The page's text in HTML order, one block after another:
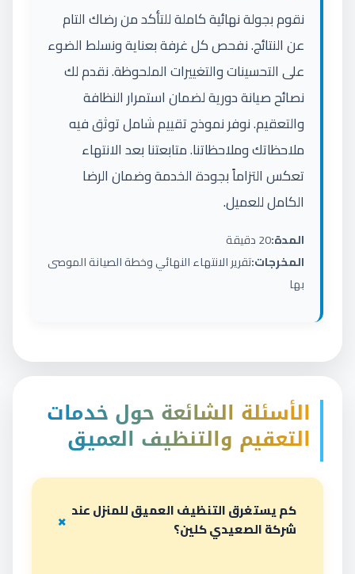
نقوم بجولة نهائية كاملة للتأكد من رضاك التام
عن النتائج. نفحص كل غرفة بعناية ونسلط الضوء
على التحسينات والتغييرات الملحوظة. نقدم لك
نصائح صيانة دورية لضمان استمرار النظافة
والتعقيم. نوفر نموذج تقييم شامل توثق فيه
ملاحظاتك وملاحظاتنا. متابعتنا بعد الانتهاء
تعكس التزاماً بجودة الخدمة وضمان الرضا
الكامل للعميل.
المدة:20 دقيقة
المخرجات:تقرير الانتهاء النهائي وخطة الصيانة الموصى
بها
الأسئلة الشائعة حول خدمات
التعقيم والتنظيف العميق
كم يستغرق التنظيف العميق للمنزل عند
شركة الصعيدي كلين؟